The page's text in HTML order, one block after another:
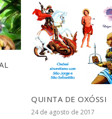
QUINTA DE OXÓSSI
24 de agosto de 2017